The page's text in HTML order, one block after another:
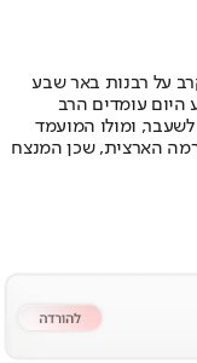
על רבנות באר שבע
עומדים הרב
ומולו המועמד
הארצית, שכן המנצח